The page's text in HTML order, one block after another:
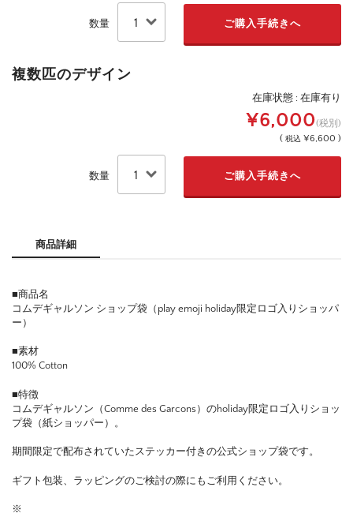
数量
複数匹のデザイン
在庫状態 : 在庫有り
¥6,000(税別)
( 税込 ¥6,600 )
数量
商品詳細
■商品名
コムデギャルソン ショップ袋（play emoji holiday限定ロゴ入りショッパ
ー）
■素材
100% Cotton
■特徴
コムデギャルソン（Comme des Garcons）のholiday限定ロゴ入りショッ
プ袋（紙ショッパー）。
期間限定で配布されていたステッカー付きの公式ショップ袋です。
ギフト包装、ラッピングのご検討の際にもご利用ください。
※